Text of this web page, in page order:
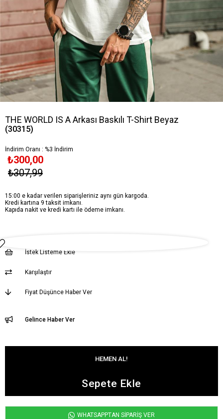
THE WORLD IS A Arkası Baskılı T-Shirt Beyaz
(30315)
İndirim Oranı : %3 İndirim
₺307,99
₺300,00
15:00 e kadar verilen siparişleriniz aynı gün kargoda.
Kredi kartına 9 taksit imkanı.
Kapıda nakit ve kredi kartı ile ödeme imkanı.
İstek Listeme Ekle
Karşılaştır
Fiyat Düşünce Haber Ver
Gelince Haber Ver
WHATSAPPTAN SİPARİŞ VER